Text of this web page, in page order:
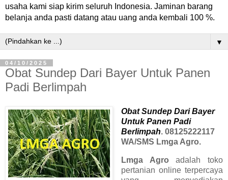
usaha kami siap kirim seluruh Indonesia. Jaminan barang
belanja anda pasti datang atau uang anda kembali 100 %.
▼
04/10/2025
Obat Sundep Dari Bayer Untuk Panen
Padi Berlimpah
Obat Sundep Dari Bayer
Untuk Panen Padi
Berlimpah. 08125222117
WA/SMS Lmga Agro.
Lmga Agroadalah toko
pertanian online terpercaya